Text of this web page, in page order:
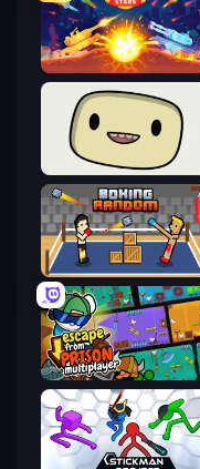
Tank Stars
SuperWEIRD
Boxing Random
Escape From Prison Multiplayer